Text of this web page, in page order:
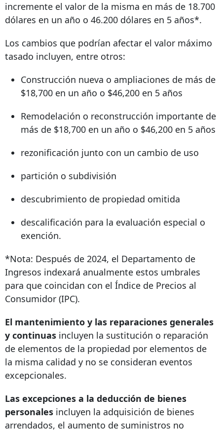
incremente el valor de la misma en más de 18.700
dólares en un año o 46.200 dólares en 5 años*.
Los cambios que podrían afectar el valor máximo
tasado incluyen, entre otros:
Construcción nueva o ampliaciones de más de
$18,700 en un año o $46,200 en 5 años
Remodelación o reconstrucción importante de
más de $18,700 en un año o $46,200 en 5 años
rezonificación junto con un cambio de uso
partición o subdivisión
descubrimiento de propiedad omitida
descalificación para la evaluación especial o
exención.
*Nota: Después de 2024, el Departamento de
Ingresos indexará anualmente estos umbrales
para que coincidan con el Índice de Precios al
Consumidor (IPC).
El mantenimiento y las reparaciones generales
y continuas incluyen la sustitución o reparación
de elementos de la propiedad por elementos de
la misma calidad y no se consideran eventos
excepcionales.
Las excepciones a la deducción de bienes
personales incluyen la adquisición de bienes
arrendados, el aumento de suministros no